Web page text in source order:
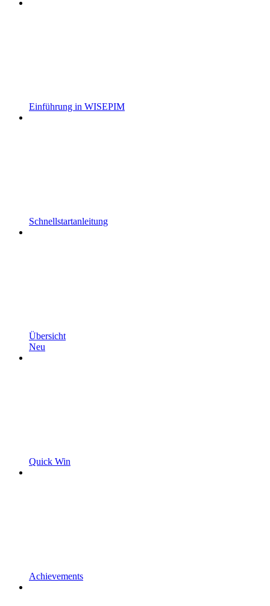
Einführung in WISEPIM
Schnellstartanleitung
Übersicht
Neu
Quick Win
Achievements